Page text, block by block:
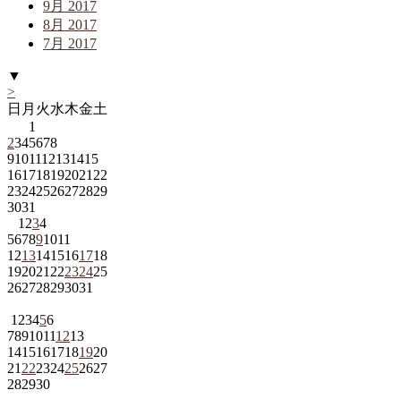
9月 2017
8月 2017
7月 2017
▼
>
日 月 火水木金土
1
2345678
9101112131415
161718192021 22
23242526272829
3031
1 234
567891011
12131415161718
192021 22232425
262728293031
1 23456
78910111213
14151617181920
21 222324252627
282930